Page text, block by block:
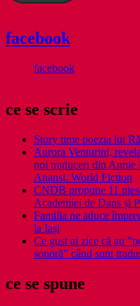
facebook
facebook
ce se scrie
Story time poezia lui
Aurora Venturini,
noi traduceri din Annie
Anansi. World Fiction
CNDB propune 11
Academiei de Dans și
Familia ne aduce
la Iași
Ce gust ai zice că au
sonoră” când sunt
ce se spune